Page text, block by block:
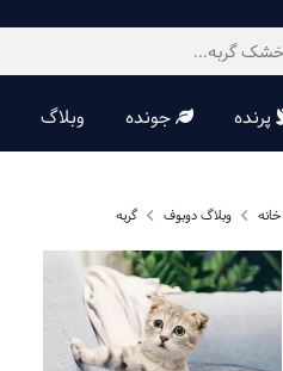
پرنده جونده وبلاگ
خانه وبلاگ دوبوف گربه